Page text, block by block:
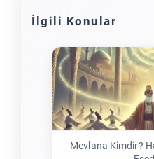
İlgili Konular
Mevlana Kimdir?